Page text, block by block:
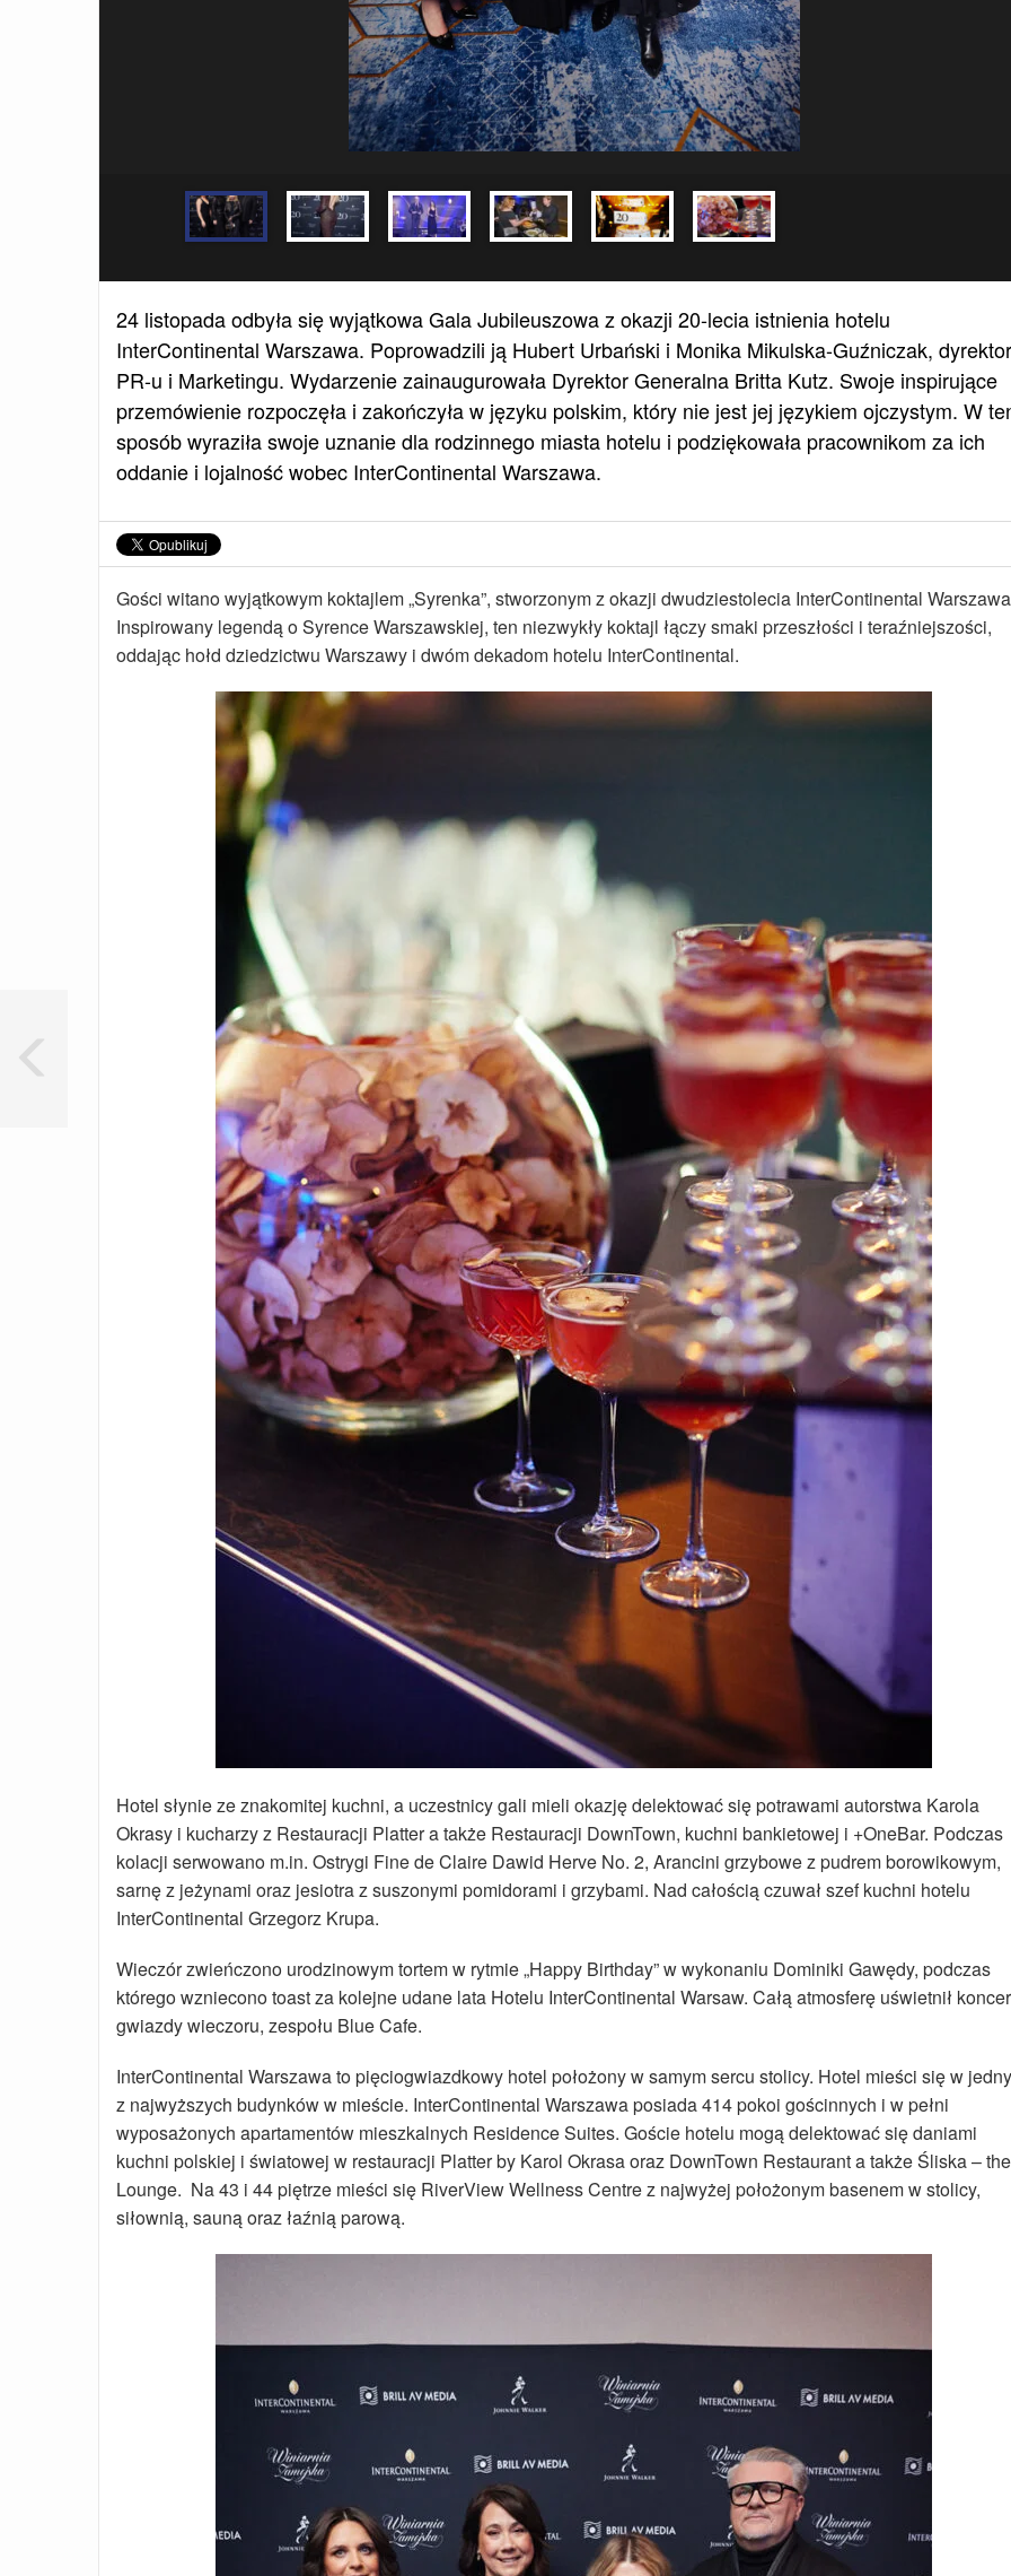
24 listopada odbyła się wyjątkowa Gala Jubileuszowa z okazji 20-lecia istnienia hotelu
InterContinental Warszawa. Poprowadzili ją Hubert Urbański i Monika Mikulska-Guźniczak, dyrektor
PR-u i Marketingu. Wydarzenie zainaugurowała Dyrektor Generalna Britta Kutz. Swoje inspirujące
przemówienie rozpoczęła i zakończyła w języku polskim, który nie jest jej językiem ojczystym. W
sposób wyraziła swoje uznanie dla rodzinnego miasta hotelu i podziękowała pracownikom za ich
oddanie i lojalność wobec InterContinental Warszawa.
Gości witano wyjątkowym koktajlem „Syrenka”, stworzonym z okazji dwudziestolecia InterContinental
Inspirowany legendą o Syrence Warszawskiej, ten niezwykły koktajl łączy smaki przeszłości i teraźniejszości,
oddając hołd dziedzictwu Warszawy i dwóm dekadom hotelu InterContinental.
Hotel słynie ze znakomitej kuchni, a uczestnicy gali mieli okazję delektować się potrawami autorstwa Karola
Okrasy i kucharzy z Restauracji Platter a także Restauracji DownTown, kuchni bankietowej i +OneBar. Podczas
kolacji serwowano m.in. Ostrygi Fine de Claire Dawid Herve No. 2, Arancini grzybowe z pudrem borowikowym,
sarnę z jeżynami oraz jesiotra z suszonymi pomidorami i grzybami. Nad całością czuwał szef kuchni hotelu
InterContinental Grzegorz Krupa.
Wieczór zwieńczono urodzinowym tortem w rytmie „Happy Birthday” w wykonaniu Dominiki Gawędy, podczas
którego wzniecono toast za kolejne udane lata Hotelu InterContinental Warsaw. Całą atmosferę uświetnił
gwiazdy wieczoru, zespołu Blue Cafe.
InterContinental Warszawa to pięciogwiazdkowy hotel położony w samym sercu stolicy. Hotel mieści się w
z najwyższych budynków w mieście. InterContinental Warszawa posiada 414 pokoi gościnnych i w pełni
wyposażonych apartamentów mieszkalnych Residence Suites. Goście hotelu mogą delektować się daniami
kuchni polskiej i światowej w restauracji Platter by Karol Okrasa oraz DownTown Restaurant a także Śliska – the
Lounge. Na 43 i 44 piętrze mieści się RiverView Wellness Centre z najwyżej położonym basenem w stolicy,
siłownią, sauną oraz łaźnią parową.